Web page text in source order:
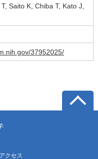
Saito K, Chiba T, Kato J,
37952025/
アクセス